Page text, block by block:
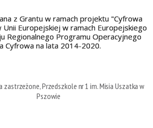
z Grantu w ramach projektu "Cyfrowa
Unii Europejskiej w ramach Europejskiego
Regionalnego Programu Operacyjnego
Cyfrowa na lata 2014-2020.
zastrzeżone, Przedszkole nr 1 im. Misia Uszatka w
Pszowie